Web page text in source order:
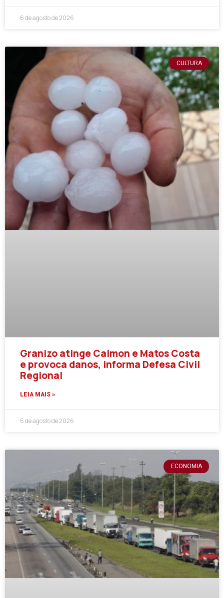
6 de agosto de 2026
CULTURA
Granizo atinge Calmon e Matos Costa
e provoca danos, informa Defesa Civil
Regional
LEIA MAIS »
6 de agosto de 2026
ECONOMIA